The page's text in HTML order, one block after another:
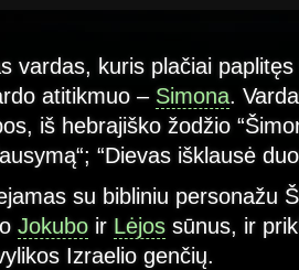
vardas, kuris plačiai
atitikmuo – Simona.
iš hebrajiško žodžio
“Dievas išklausė
su bibliniu personažu
Jokubo ir Lėjos sūnus, ir
Izraelio genčių.